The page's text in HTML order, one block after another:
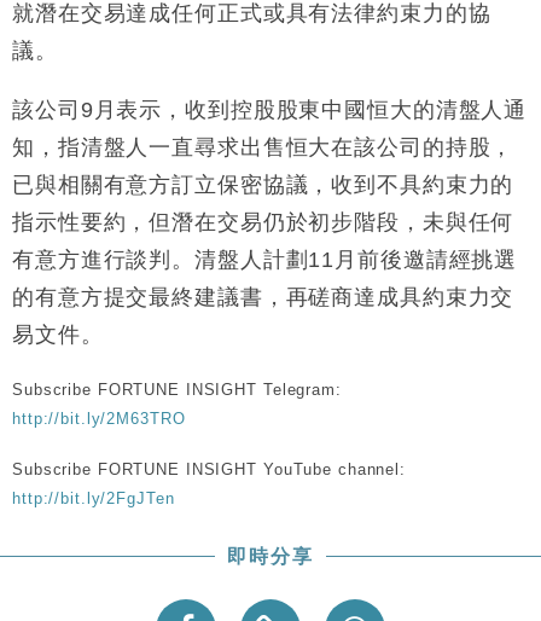
15:11
財經｜韓股反覆波動收跌 連挫7周創逾3年最長跌勢
差達1125億美元
12:44
財經｜日本春季三度入市撐日圓 4月單日斥6.28萬億
日圓干預創新高
11:12
國際｜特朗普料美伊戰事快結束 承認部分彈藥庫存緊
張
15:59
財經｜SA售股自救後再出手 斥4億美元押注未上市公
司
就潛在交易達成任何正式或具有法律約束力的協
議。
該公司9月表示，收到控股股東中國恒大的清盤人通
知，指清盤人一直尋求出售恒大在該公司的持股，
已與相關有意方訂立保密協議，收到不具約束力的
指示性要約，但潛在交易仍於初步階段，未與任何
有意方進行談判。清盤人計劃11月前後邀請經挑選
的有意方提交最終建議書，再磋商達成具約束力交
易文件。
Subscribe FORTUNE INSIGHT Telegram:
http://bit.ly/2M63TRO
Subscribe FORTUNE INSIGHT YouTube channel:
http://bit.ly/2FgJTen
即時分享